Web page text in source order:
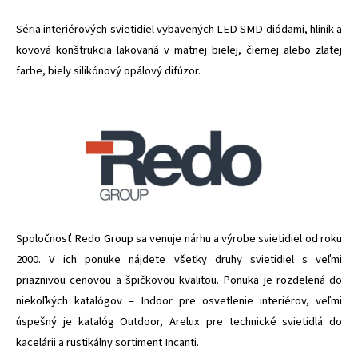
Séria interiérových svietidiel vybavených LED SMD diódami, hliník a
kovová konštrukcia lakovaná v matnej bielej, čiernej alebo zlatej
farbe, biely silikónový opálový difúzor.
Spoločnosť Redo Group sa venuje nárhu a výrobe svietidiel od roku
2000. V ich ponuke nájdete všetky druhy svietidiel s veľmi
priaznivou cenovou a špičkovou kvalitou. Ponuka je rozdelená do
niekoľkých katalógov – Indoor pre osvetlenie interiérov, veľmi
úspešný je katalóg Outdoor, Arelux pre technické svietidlá do
kacelárii a rustikálny sortiment Incanti.